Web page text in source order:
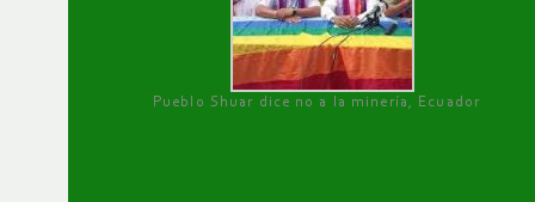
Pueblo Shuar dice no a la minería, Ecuador